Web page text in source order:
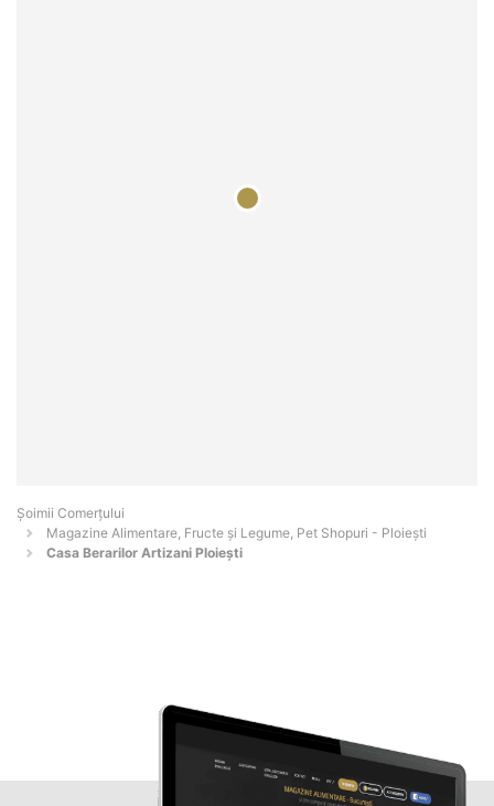
Șoimii Comerțului
Magazine Alimentare, Fructe și Legume, Pet Shopuri - Ploieşti
Casa Berarilor Artizani Ploiești